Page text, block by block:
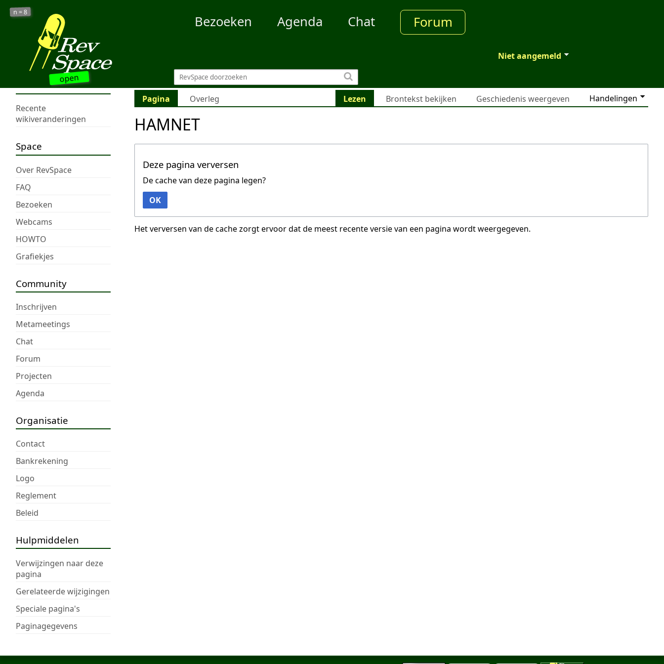
open
n =8
Bezoeken Agenda Chat Forum
Niet aangemeld
Recente
wikiveranderingen
Space
Over RevSpace
FAQ
Bezoeken
Webcams
HOWTO
Grafiekjes
Community
Inschrijven
Metameetings
Chat
Forum
Projecten
Agenda
Organisatie
Contact
Bankrekening
Logo
Reglement
Beleid
Hulpmiddelen
Verwijzingen naar deze
pagina
Gerelateerde wijzigingen
Speciale pagina's
Paginagegevens
Pagina Overleg Handelingen
Lezen Brontekst bekijken Geschiedenis weergeven
HAMNET
Deze pagina verversen
De cache van deze pagina legen?
OK
Het verversen van de cache zorgt ervoor dat de meest recente versie van een pagina wordt weergegeven.